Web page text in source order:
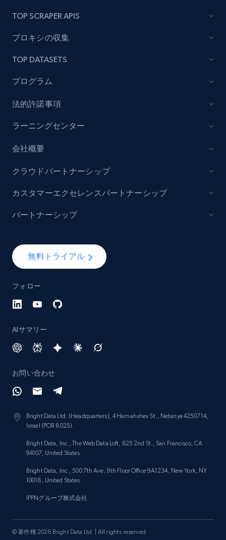
TOP SCRAPER APIS
プロキシの収集
TOP DATASETS
プログラム
法的許諾事項
ラーニングセンター
会社概要
無料トライアル
フォロー
AIサマリー
お問い合わせ
Bright Data Ltd. (Headquarters), 4 Hamahshev St., Netanya 4250714,
Israel (POB 8025).
Bright Data, Inc., The Web Data Loft, 625 2nd St., San Francisco, CA
94107, United States.
Bright Data, Inc., 500 7th Ave, 9th Floor Office 9A1234, New York, NY
10018, United States.
IPPNグループ株式会社
クラウドパートナーシップ
カスタマーエクセレンスパートナーシップ
パートナーシップ
© 著作権 2026 Bright Data Ltd. | All rights reserved